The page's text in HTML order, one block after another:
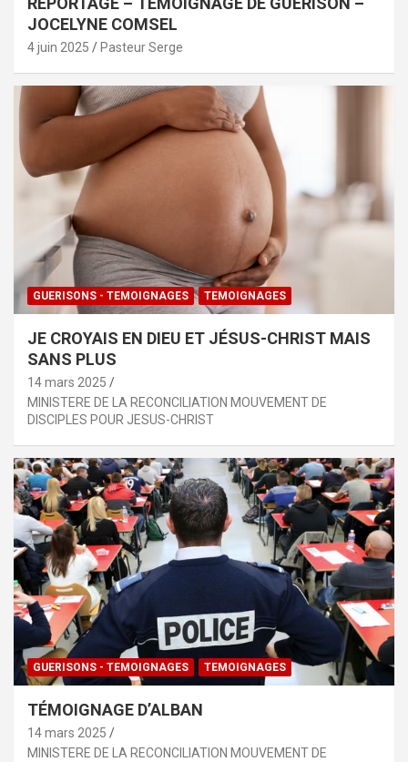
JOCELYNE COMSEL
4 juin 2025 Pasteur Serge
GUERISONS - TEMOIGNAGES TEMOIGNAGES
JE CROYAIS EN DIEU ET JÉSUS-CHRIST MAIS
SANS PLUS
14 mars 2025
MINISTERE DE LA RECONCILIATION MOUVEMENT DE
DISCIPLES POUR JESUS-CHRIST
GUERISONS - TEMOIGNAGES TEMOIGNAGES
TÉMOIGNAGE D’ALBAN
14 mars 2025
MINISTERE DE LA RECONCILIATION MOUVEMENT DE